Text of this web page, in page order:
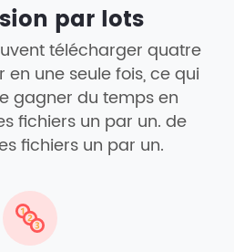
par lots
télécharger quatre
une seule fois, ce qui
gagner du temps en
fichiers un par un. de
fichiers un par un.